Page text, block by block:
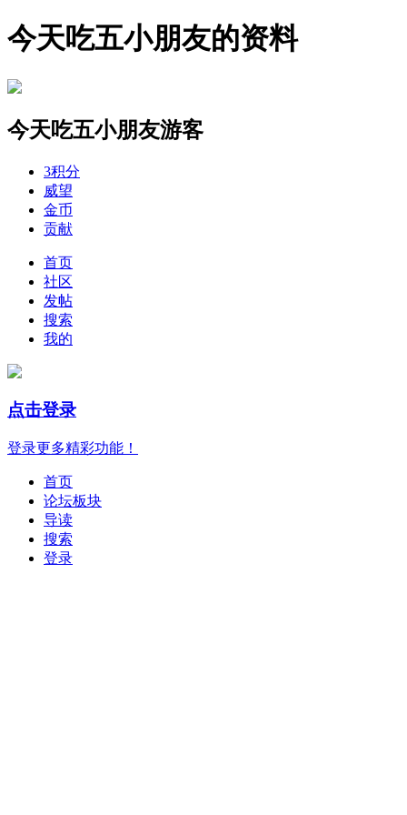
今天吃五小朋友的资料
今天吃五小朋友游客
3积分
威望
金币
贡献
首页
社区
发帖
搜索
我的
点击登录
登录更多精彩功能！
首页
论坛板块
导读
搜索
登录